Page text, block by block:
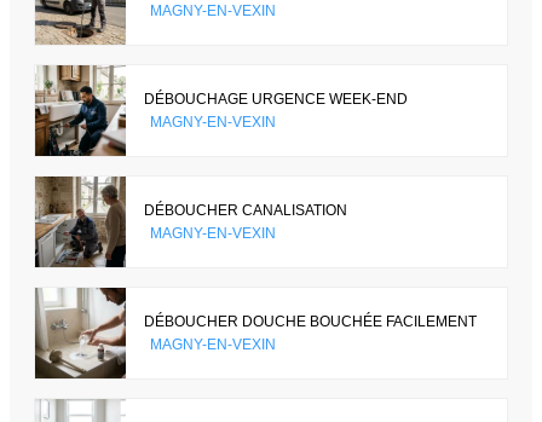
MAGNY-EN-VEXIN
DÉBOUCHAGE URGENCE WEEK-END
MAGNY-EN-VEXIN
DÉBOUCHER CANALISATION
MAGNY-EN-VEXIN
DÉBOUCHER DOUCHE BOUCHÉE FACILEMENT
MAGNY-EN-VEXIN